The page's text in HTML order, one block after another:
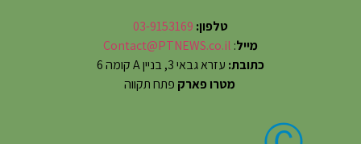
טלפון: 03-9153169
מייל:
Contact@PTNEWS.co.il
כתובת: עזרא גבאי 3, בניין A קומה 6
מטרו פארק פתח תקווה